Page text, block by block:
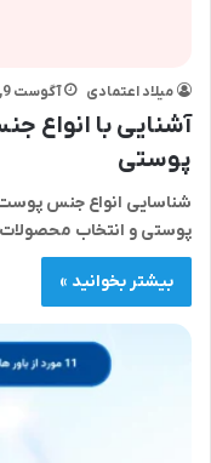
میلاد اعتمادی آگوست 9, 2025
آشنایی با انواع
پوستی
شناسایی انواع جنس
پوستی و انتخاب
بیشتر بخوانید »